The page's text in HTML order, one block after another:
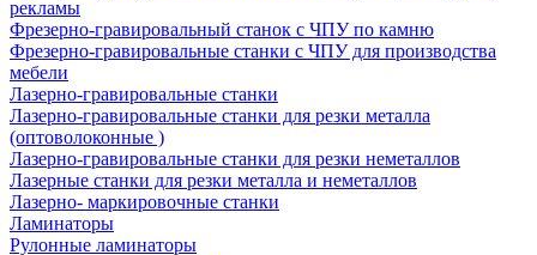
рекламы
Фрезерно-гравировальный станок с ЧПУ по камню
Фрезерно-гравировальные станки с ЧПУ для производства
мебели
Лазерно-гравировальные станки
Лазерно-гравировальные станки для резки металла
(оптоволоконные )
Лазерно-гравировальные станки для резки неметаллов
Лазерные станки для резки металла и неметаллов
Лазерно- маркировочные станки
Ламинаторы
Рулонные ламинаторы